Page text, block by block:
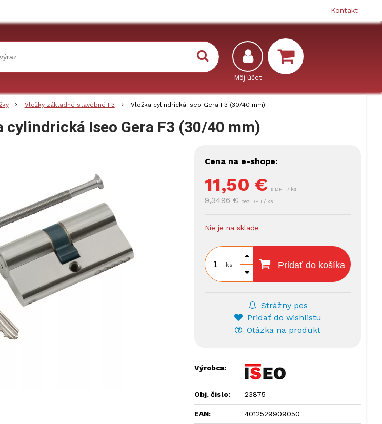
Kontakt
Vložky základné stavebné F3 Vložka cylindrická Iseo Gera F3 (30/40 mm)
cylindrická Iseo Gera F3 (30/40 mm)
Cena na e-shope:
11,50 € s DPH / ks
9,3496 € bez DPH / ks
Nie je na sklade
ks Pridať do košíka
Strážny pes
Pridať do wishlistu
Otázka na produkt
Výrobca:
Obj. čislo: 23875
EAN: 4012529909050